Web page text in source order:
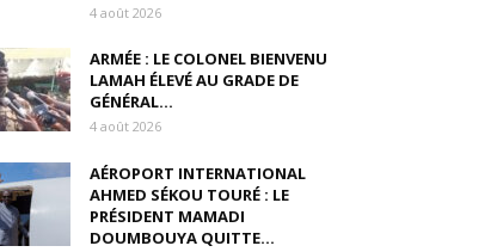
4 août 2026
ARMÉE : LE COLONEL BIENVENU
LAMAH ÉLEVÉ AU GRADE DE
GÉNÉRAL...
4 août 2026
AÉROPORT INTERNATIONAL
AHMED SÉKOU TOURÉ : LE
PRÉSIDENT MAMADI
DOUMBOUYA QUITTE...